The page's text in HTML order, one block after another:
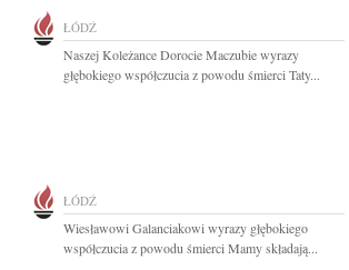
ŁÓDŹ
Naszej Koleżance Dorocie Maczubie wyrazy
głębokiego współczucia z powodu śmierci Taty...
ŁÓDŹ
Wiesławowi Galanciakowi wyrazy głębokiego
współczucia z powodu śmierci Mamy składają...